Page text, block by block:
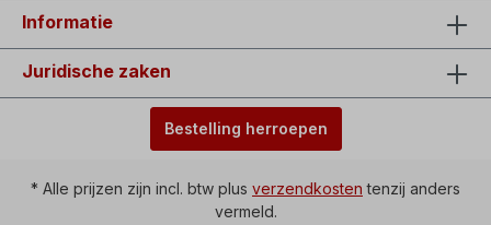
Informatie
Juridische zaken
Bestelling herroepen
* Alle prijzen zijn incl. btw plus verzendkosten tenzij anders
vermeld.